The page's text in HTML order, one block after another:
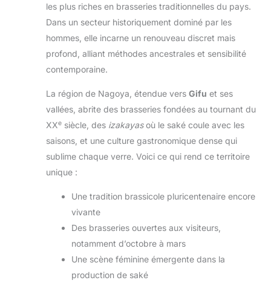
les plus riches en brasseries traditionnelles du pays.
Dans un secteur historiquement dominé par les
hommes, elle incarne un renouveau discret mais
profond, alliant méthodes ancestrales et sensibilité
contemporaine.
La région de Nagoya, étendue vers Gifu et ses
vallées, abrite des brasseries fondées au tournant du
XXe siècle, des izakayasoù le saké coule avec les
saisons, et une culture gastronomique dense qui
sublime chaque verre. Voici ce qui rend ce territoire
unique :
Une tradition brassicole pluricentenaire encore
vivante
Des brasseries ouvertes aux visiteurs,
notamment d’octobre à mars
Une scène féminine émergente dans la
production de saké